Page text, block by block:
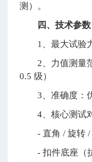
测）。
四、技术参数
1、最大试验
2、力值测量范
0.5 级）
3、准确度：优
4、核心测试对
- 直角 / 旋转 /
- 扣件底座（抗